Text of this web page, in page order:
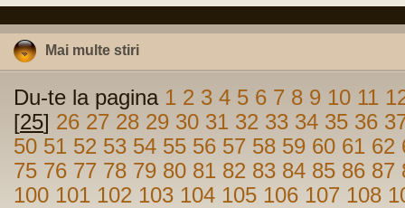
Mai multe stiri
Du-te la pagina 1 2 3 4 5 6 7 8 9 10 11
[25] 26 27 28 29 30 31 32 33 34 35 36
50 51 52 53 54 55 56 57 58 59 60 61 62
75 76 77 78 79 80 81 82 83 84 85 86 87
100 101 102 103 104 105 106 107 108